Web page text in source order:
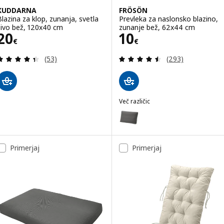
za klop, zunanja, svetla
bež, 120x40 cm
€ 20€
Pregled: 4.4 iz 5 zvezde. Skupno število
(53)
FRÖSÖN
Prevleka za naslonsko blazino,
zunanje bež, 62x44 cm
10€
Cena 10€
Pregled: 4.5 iz
(293)
Več različic
FRÖSÖN
Možnost: FRÖSÖN, Prevleka
Primerjaj Primerjaj